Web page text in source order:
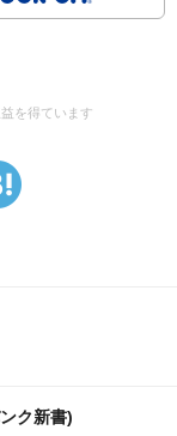
を得ています
ク新書)